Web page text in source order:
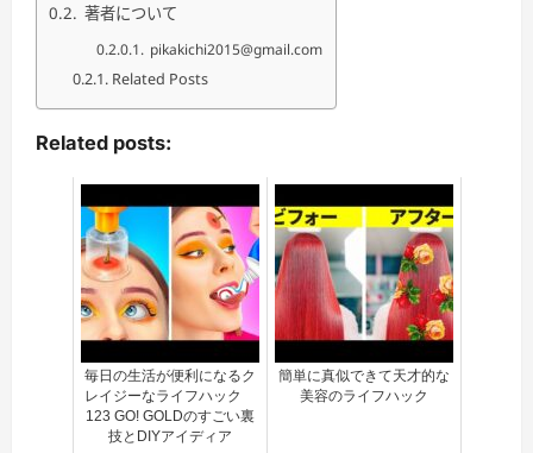
著者について
pikakichi2015@gmail.com
Related Posts
Related posts:
毎日の生活が便利になるク
レイジーなライフハック
123 GO! GOLDのすごい裏
技とDIYアイディア
簡単に真似できて天才的な
美容のライフハック